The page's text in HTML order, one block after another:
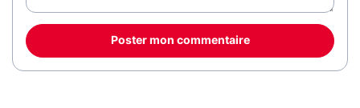
Poster mon commentaire